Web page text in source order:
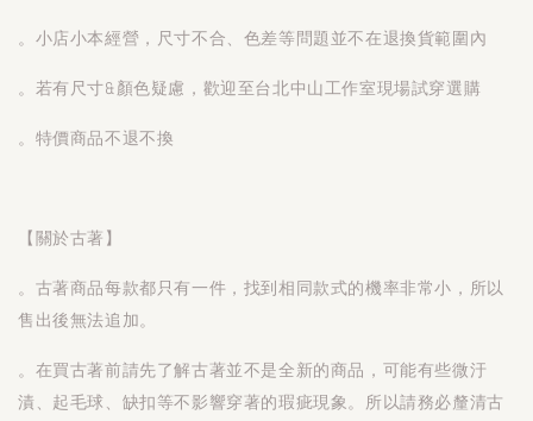
。小店小本經營，尺寸不合、色差等問題並不在退換貨範圍內
。若有尺寸&顏色疑慮，歡迎至台北中山工作室現場試穿選購
。特價商品不退不換
【關於古著】
。古著商品每款都只有一件，找到相同款式的機率非常小，所以
售出後無法追加。
。在買古著前請先了解古著並不是全新的商品，可能有些微汙
漬、起毛球、缺扣等不影響穿著的瑕疵現象。所以請務必釐清古